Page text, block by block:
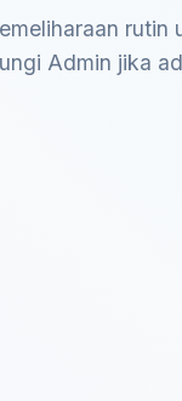
Admin jika